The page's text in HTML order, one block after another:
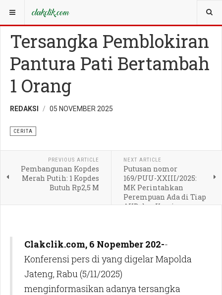
YOU ARE HERE: CERITA
Tersangka Pemblokiran
Pantura Pati Bertambah
1 Orang
REDAKSI 05 NOVEMBER 2025
CERITA
PREVIOUS ARTICLE
Pembangunan Kopdes
Merah Putih: 1 Kopdes
Butuh Rp2,5 M
NEXT ARTICLE
Putusan nomor
169/PUU-XXIII/2025:
MK Perintahkan
Perempuan Ada di Tiap
AKD dan Kursi
Clakclik.com, 6 Nopember 202--
Konferensi pers di yang digelar Mapolda
Jateng, Rabu (5/11/2025)
menginformasikan adanya tersangka